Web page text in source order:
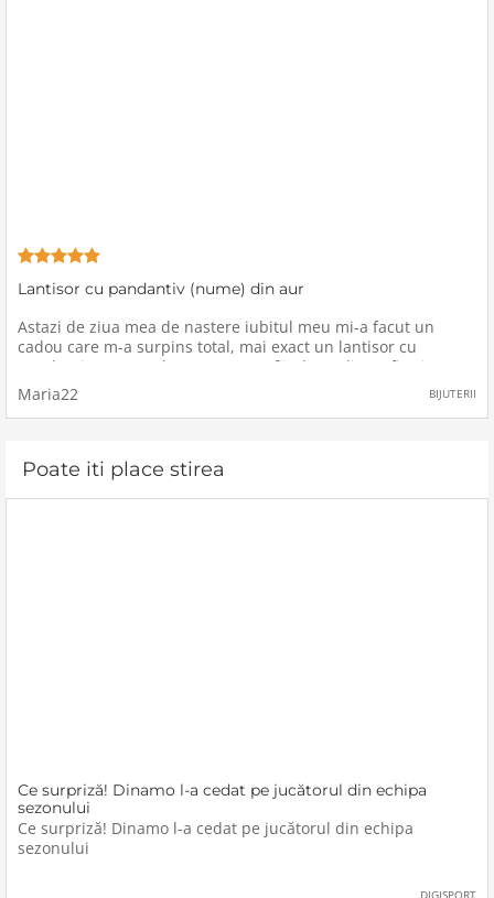
Lantisor cu pandantiv (nume) din aur
Astazi de ziua mea de nastere iubitul meu mi-a facut un
cadou care m-a surpins total, mai exact un lantisor cu
pandantiv cu numele meu, acesta fiind Natalia.Sa fiu sincera,
chiar imi doream de foarte mult timp un lantisor cu pandant
avand numele
Maria22 BIJUTERII
Poate iti place stirea
Ce surpriză! Dinamo l-a cedat pe jucătorul din echipa
sezonului
Ce surpriză! Dinamo l-a cedat pe jucătorul din echipa
sezonului
DIGISPORT